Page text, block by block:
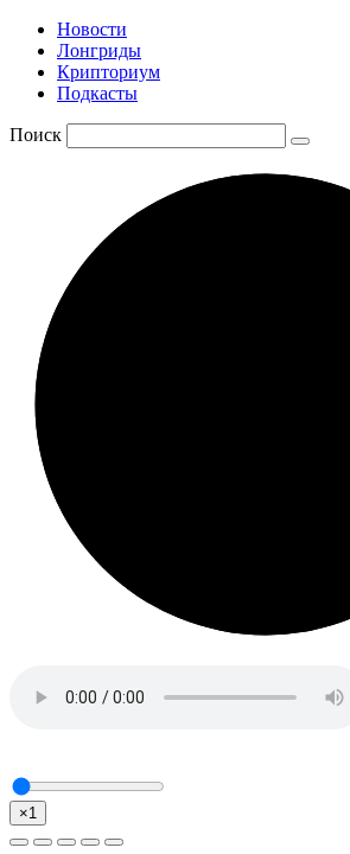
Новости
Лонгриды
Крипториум
Подкасты
Поиск
×1